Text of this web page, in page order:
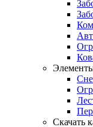
Скачать